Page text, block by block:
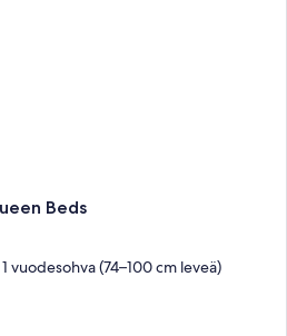
Beds
vuodesohva (74–100 cm leveä)